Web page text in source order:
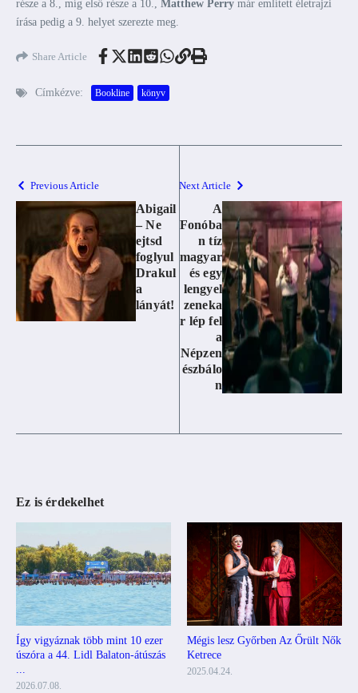
része a 8., míg első része a 10., Matthew Perry már említett életrajzi
írása pedig a 9. helyet szerezte meg.
Share Article
Címkézve: Bookline könyv
Previous Article
Abigail
– Ne
ejtsd
foglyul
Drakul
a
lányát!
Next Article
A
Fonóba
n tíz
magyar
és egy
lengyel
zeneka
r lép fel
a
Népzen
észbálo
n
Ez is érdekelhet
Így vigyáznak több mint 10 ezer
úszóra a 44. Lidl Balaton-átúszás
...
2026.07.08.
Mégis lesz Győrben Az Őrült Nők
Ketrece
2025.04.24.